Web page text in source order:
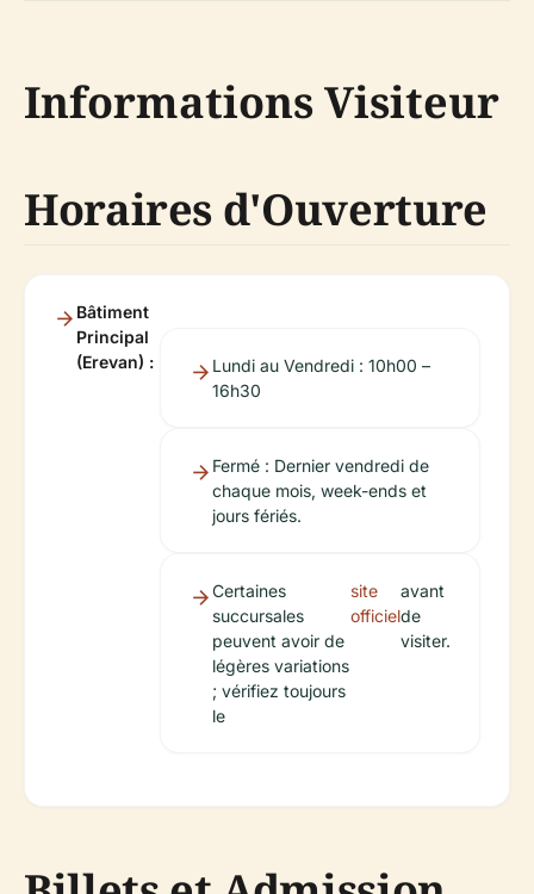
Informations Visiteur
Horaires d'Ouverture
Bâtiment
Principal
(Erevan) :
Lundi au Vendredi : 10h00 –
16h30
Fermé : Dernier vendredi de
chaque mois, week-ends et
jours fériés.
Certaines
succursales
peuvent avoir de
légères variations
; vérifiez toujours
le
site
officiel
avant
de
visiter.